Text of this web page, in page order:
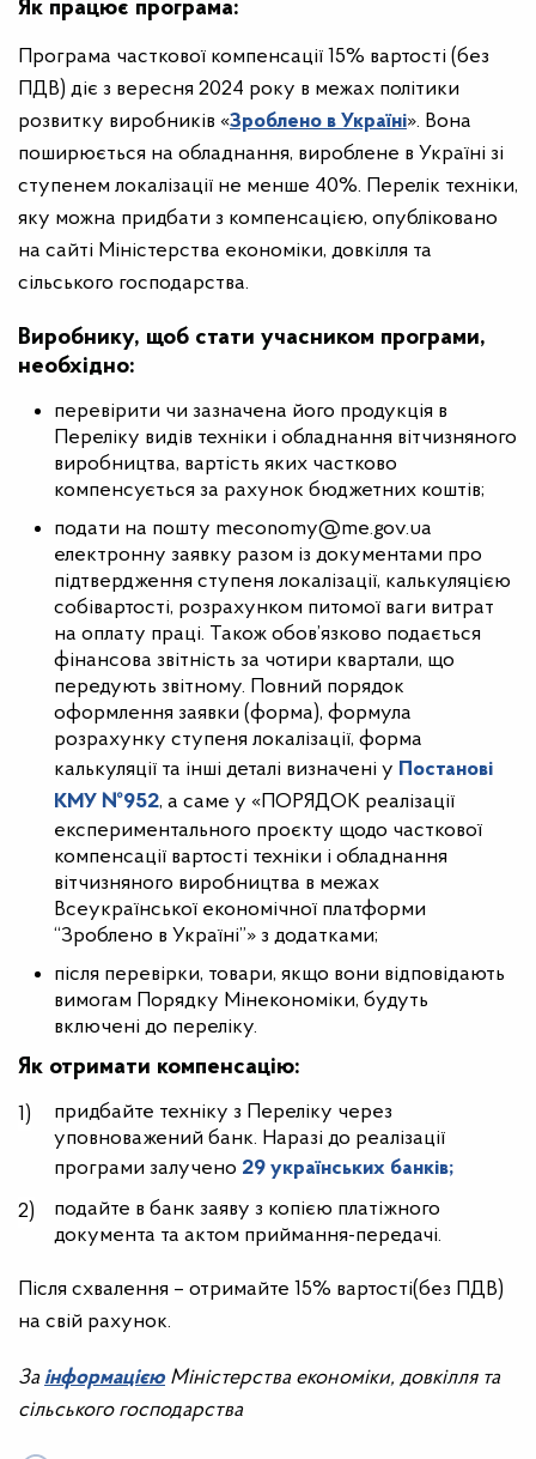
Як працює програма:
Програма часткової компенсації 15% вартості (без
ПДВ) діє з вересня 2024 року в межах політики
розвитку виробників «Зроблено в Україні». Вона
поширюється на обладнання, вироблене в Україні зі
ступенем локалізації не менше 40%. Перелік техніки,
яку можна придбати з компенсацією, опубліковано
на сайті Міністерства економіки, довкілля та
сільського господарства.
Виробнику, щоб стати учасником програми,
необхідно:
перевірити чи зазначена його продукція в
Переліку видів техніки і обладнання вітчизняного
виробництва, вартість яких частково
компенсується за рахунок бюджетних коштів;
подати на пошту meconomy@me.gov.ua
електронну заявку разом із документами про
підтвердження ступеня локалізації, калькуляцією
собівартості, розрахунком питомої ваги витрат
на оплату праці. Також обов’язково подається
фінансова звітність за чотири квартали, що
передують звітному. Повний порядок
оформлення заявки (форма), формула
розрахунку ступеня локалізації, форма
калькуляції та інші деталі визначені у Постанові
КМУ №952, а саме у «ПОРЯДОК реалізації
експериментального проєкту щодо часткової
компенсації вартості техніки і обладнання
вітчизняного виробництва в межах
Всеукраїнської економічної платформи
“Зроблено в Україні”» з додатками;
після перевірки, товари, якщо вони відповідають
вимогам Порядку Мінекономіки, будуть
включені до переліку.
Як отримати компенсацію:
придбайте техніку з Переліку через
уповноважений банк. Наразі до реалізації
програми залучено 29 українських банків;
подайте в банк заяву з копією платіжного
документа та актом приймання-передачі.
Після схвалення – отримайте 15% вартості(без ПДВ)
на свій рахунок.
За інформацією Міністерства економіки, довкілля та
сільського господарства